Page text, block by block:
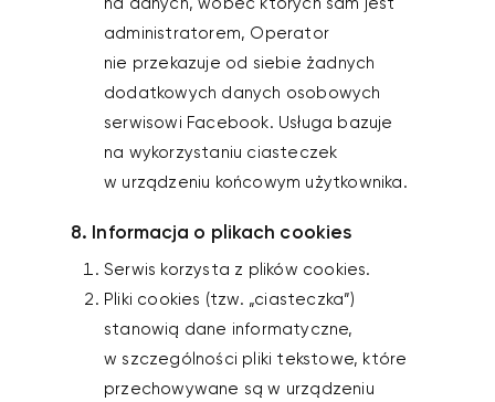
administratorem, Operator
nie przekazuje od siebie żadnych
dodatkowych danych osobowych
serwisowi Facebook. Usługa bazuje
na wykorzystaniu ciasteczek
w urządzeniu końcowym użytkownika.
8. Informacja o plikach cookies
Serwis korzysta z plików cookies.
Pliki cookies (tzw. „ciasteczka”)
stanowią dane informatyczne,
w szczególności pliki tekstowe, które
przechowywane są w urządzeniu